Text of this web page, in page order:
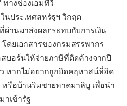
ทางช่องเอ็มทีวี
นประเทศสหรัฐฯ วิกฤต
ผ่านมาส่งผลกระทบกับการเงิน
ดยเอกสารของกรมสรรพากร
บอร์นให้จ่ายภาษีที่ติดค้างจากปี
ว หากไม่อยากถูกยึดคฤหาสน์ที่ฮิด
หรือบ้านริมชายหาดมาลิบู เพื่อนำ
าเข้ารัฐ